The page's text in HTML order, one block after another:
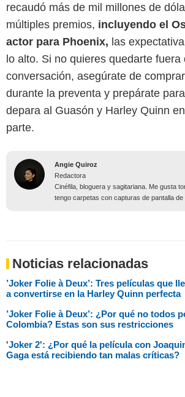
recaudó más de mil millones de
múltiples premios, incluyendo el
actor para Phoenix, las
lo alto. Si no quieres quedarte fuera
conversación, asegúrate de
durante la preventa y prepárate
depara al Guasón y Harley Quinn
parte.
Angie Quiroz
Redactora
Cinéfila, bloguera y sagitariana. Me gusta
tengo carpetas con capturas de pantalla de
Noticias relacionadas
⁠’Joker Folie à Deux’: Tres películas que
a convertirse en la Harley Quinn perfecta
⁠’Joker Folie à Deux’: ¿Por qué no todos
Colombia? Estas son sus restricciones
'Joker 2': ¿Por qué la película con
Gaga está recibiendo tan malas críticas?